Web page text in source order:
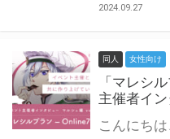
2024.09.27
同人 女性向け
「マレシ
主催者イ